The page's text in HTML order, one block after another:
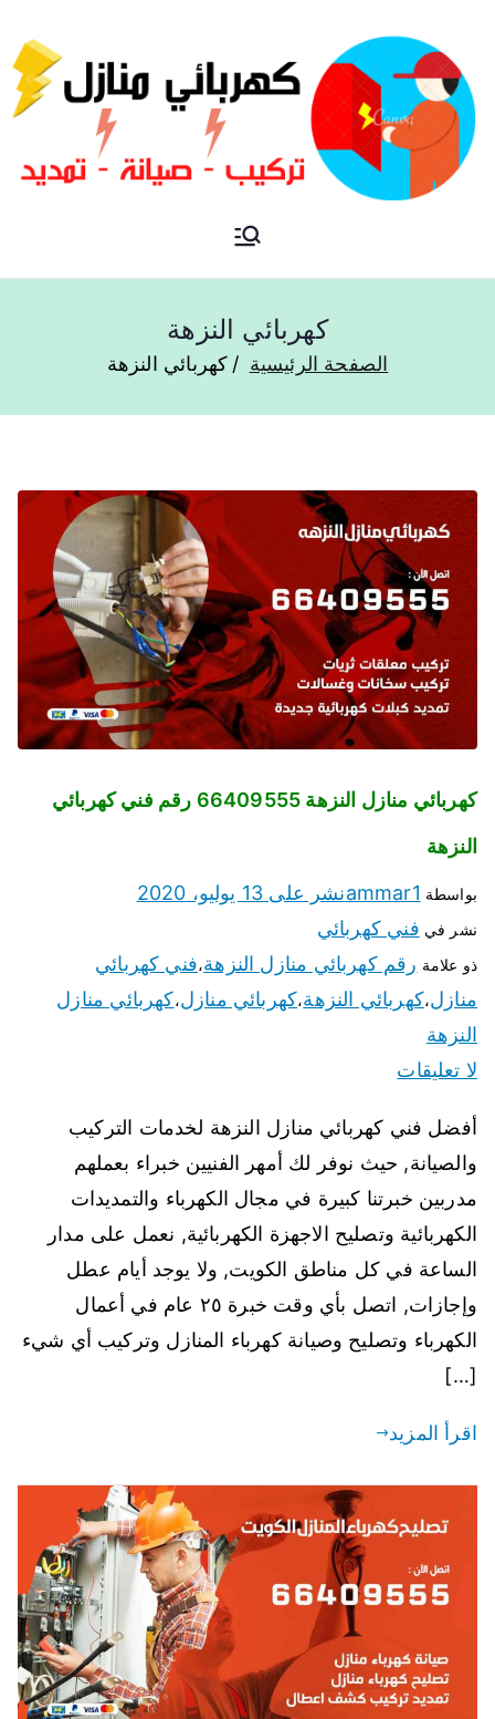
فني كهربائي منازل الكويت
كهربائي النزهة
الصفحة الرئيسية كهربائي النزهة
كهربائي منازل النزهة 66409555 رقم فني كهربائي
النزهة
بواسطة ammar1نشر على 13 يوليو، 2020
نشر في فني كهربائي
ذو علامة رقم كهربائي منازل النزهة،فني كهربائي
منازل،كهربائي النزهة،كهربائي منازل،كهربائي منازل
النزهة
لا تعليقات
أفضل فني كهربائي منازل النزهة لخدمات التركيب
والصيانة, حيث نوفر لك أمهر الفنيين خبراء بعملهم
مدربين خبرتنا كبيرة في مجال الكهرباء والتمديدات
الكهربائية وتصليح الاجهزة الكهربائية, نعمل على مدار
الساعة في كل مناطق الكويت, ولا يوجد أيام عطل
وإجازات, اتصل بأي وقت خبرة ٢٥ عام في أعمال
الكهرباء وتصليح وصيانة كهرباء المنازل وتركيب أي شيء
[…]
اقرأ المزيد